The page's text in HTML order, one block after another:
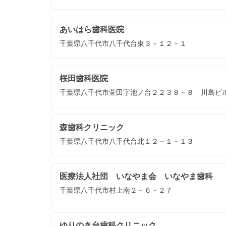
あいはら歯科医院
千葉県八千代市八千代台東３－１２－１
桜田歯科医院
千葉県八千代市萱田字池ノ台２２３８－８ 川島ビ
森歯科クリニック
千葉県八千代市八千代台北１２－１－１３
医療法人社団 いなやま会 いなやま歯科
千葉県八千代市村上南２－６－２７